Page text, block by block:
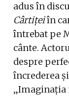
adus în
Cârtițeiîn
întrebat pe
cânte.
despre
încrederea
„Imaginația